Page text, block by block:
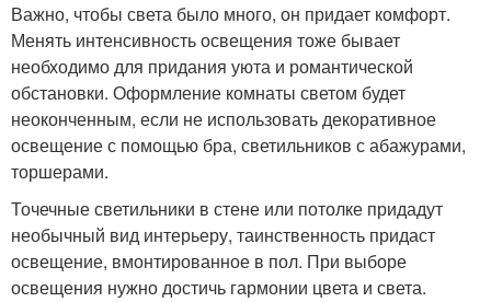
Важно, чтобы света было много, он придает комфорт.
Менять интенсивность освещения тоже бывает
необходимо для придания уюта и романтической
обстановки. Оформление комнаты светом будет
неоконченным, если не использовать декоративное
освещение с помощью бра, светильников с абажурами,
торшерами.
Точечные светильники в стене или потолке придадут
необычный вид интерьеру, таинственность придаст
освещение, вмонтированное в пол. При выборе
освещения нужно достичь гармонии цвета и света.